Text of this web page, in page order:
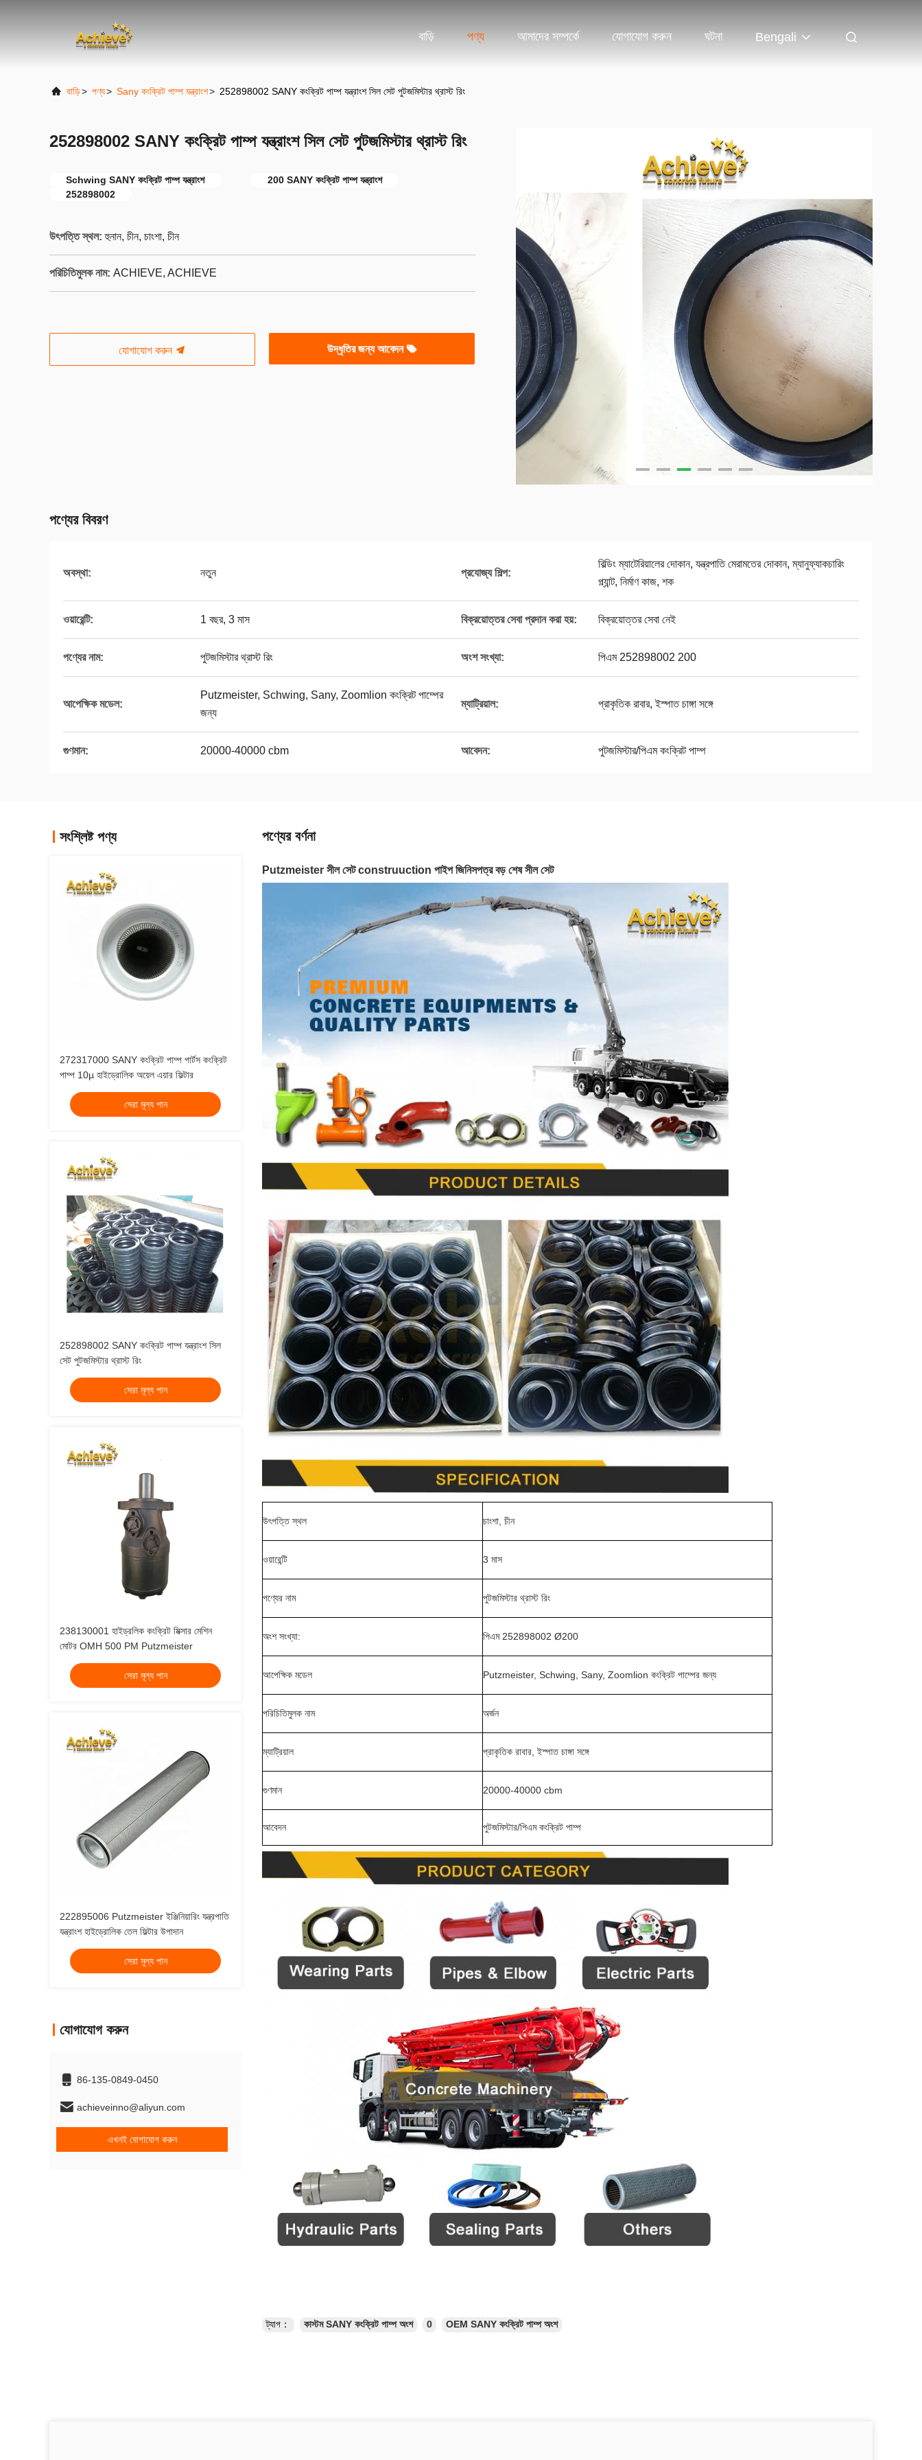
বাড়ি পণ্য আমাদের সম্পর্কে যোগাযোগ করুন ঘটনা Bengali
বাড়ি> পণ্য> Sany কংক্রিট পাম্প যন্ত্রাংশ> 252898002 SANY কংক্রিট পাম্প যন্ত্রাংশ সিল সেট পুটজমিস্টার থ্রাস্ট রিং
252898002 SANY কংক্রিট পাম্প যন্ত্রাংশ সিল সেট পুটজমিস্টার থ্রাস্ট রিং
Schwing SANY কংক্রিট পাম্প যন্ত্রাংশ
200 SANY কংক্রিট পাম্প যন্ত্রাংশ
252898002
উৎপত্তি স্থল: হুনান, চীন, চাংশা, চীন
পরিচিতিমুলক নাম: ACHIEVE, ACHIEVE
যোগাযোগ করুন উদ্ধৃতির জন্য আবেদন
পণ্যের বিবরণ
অবস্থা: নতুন প্রযোজ্য শিল্প:
বিল্ডিং ম্যাটেরিয়ালের দোকান, যন্ত্রপাতি মেরামতের দোকান, ম্যানুফ্যাকচারিং
প্ল্যান্ট, নির্মাণ কাজ, শক
ওয়ারেন্টি: 1 বছর, 3 মাস বিক্রয়োত্তর সেবা প্রদান করা হয়: বিক্রয়োত্তর সেবা নেই
পণ্যের নাম: পুটজমিস্টার থ্রাস্ট রিং অংশ সংখ্যা: পিএম 252898002 200
আপেক্ষিক মডেল:
Putzmeister, Schwing, Sany, Zoomlion কংক্রিট পাম্পের
জন্য
ম্যাট্রিয়াল: প্রাকৃতিক রাবার, ইস্পাত চাঙ্গা সঙ্গে
গুণমান: 20000-40000 cbm আবেদন: পুটজমিস্টার/পিএম কংক্রিট পাম্প
সংশ্লিষ্ট পণ্য
272317000 SANY কংক্রিট পাম্প পার্টস কংক্রিট
পাম্প 10µ হাইড্রোলিক অয়েল এয়ার ফিল্টার
সেরা মূল্য পান
252898002 SANY কংক্রিট পাম্প যন্ত্রাংশ সিল
সেট পুটজমিস্টার থ্রাস্ট রিং
সেরা মূল্য পান
238130001 হাইড্রলিক কংক্রিট মিক্সার মেশিন
মোটর OMH 500 PM Putzmeister
সেরা মূল্য পান
222895006 Putzmeister ইঞ্জিনিয়ারিং যন্ত্রপাতি
যন্ত্রাংশ হাইড্রোলিক তেল ফিল্টার উপাদান
সেরা মূল্য পান
যোগাযোগ করুন
86-135-0849-0450
achieveinno@aliyun.com
এখনই যোগাযোগ করুন
পণ্যের বর্ণনা
Putzmeister সীল সেট construuction পাইপ জিনিসপত্র বড় শেষ সীল সেট
উৎপত্তি স্থল চাংশা, চীন
ওয়ারেন্টি 3 মাস
পণ্যের নাম পুটজমিস্টার থ্রাস্ট রিং
অংশ সংখ্যা: পিএম 252898002 Ø200
আপেক্ষিক মডেল Putzmeister, Schwing, Sany, Zoomlion কংক্রিট পাম্পের জন্য
পরিচিতিমুলক নাম অর্জন
ম্যাট্রিয়াল প্রাকৃতিক রাবার, ইস্পাত চাঙ্গা সঙ্গে
গুণমান 20000-40000 cbm
আবেদন পুটজমিস্টার/পিএম কংক্রিট পাম্প
ট্যাগ： কাস্টম SANY কংক্রিট পাম্প অংশ 0 OEM SANY কংক্রিট পাম্প অংশ